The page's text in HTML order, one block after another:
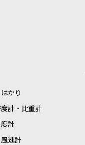
かり
計・比重計
計
速計